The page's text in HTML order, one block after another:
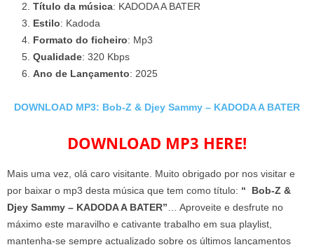
Título da música: KADODA A BATER
Estilo: Kadoda
Formato do ficheiro: Mp3
Qualidade: 320 Kbps
Ano de Lançamento: 2025
DOWNLOAD MP3: Bob-Z & Djey Sammy – KADODA A BATER
DOWNLOAD MP3 HERE!
Mais uma vez, olá caro visitante. Muito obrigado por nos visitar e
por baixar o mp3 desta música que tem como título: “ Bob-Z &
Djey Sammy – KADODA A BATER” … Aproveite e desfrute no
máximo este maravilho e cativante trabalho em sua playlist,
mantenha-se sempre actualizado sobre os últimos lançamentos